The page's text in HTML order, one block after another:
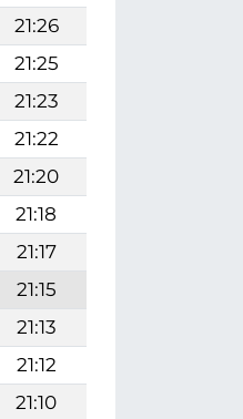
21:26
21:25
21:23
21:22
21:20
21:18
21:17
21:15
21:13
21:12
21:10